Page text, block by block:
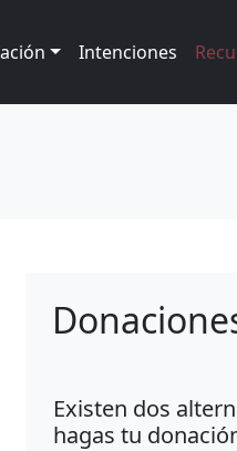
Intenciones
Existen dos
hagas tu